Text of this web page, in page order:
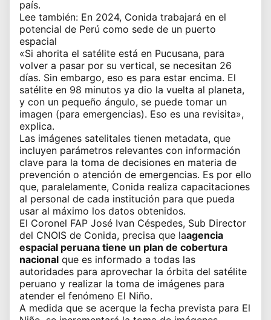
país.
Lee también: En 2024, Conida trabajará en el
potencial de Perú como sede de un puerto
espacial
«Si ahorita el satélite está en Pucusana, para
volver a pasar por su vertical, se necesitan 26
días. Sin embargo, eso es para estar encima. El
satélite en 98 minutos ya dio la vuelta al planeta,
y con un pequeño ángulo, se puede tomar un
imagen (para emergencias). Eso es una revisita»,
explica.
Las imágenes satelitales tienen metadata, que
incluyen parámetros relevantes con información
clave para la toma de decisiones en materia de
prevención o atención de emergencias. Es por ello
que, paralelamente, Conida realiza capacitaciones
al personal de cada institución para que pueda
usar al máximo los datos obtenidos.
El Coronel FAP José Ivan Céspedes, Sub Director
del CNOIS de Conida, precisa que laagencia
espacial peruana tiene un plan de cobertura
nacional que es informado a todas las
autoridades para aprovechar la órbita del satélite
peruano y realizar la toma de imágenes para
atender el fenómeno El Niño.
A medida que se acerque la fecha prevista para El